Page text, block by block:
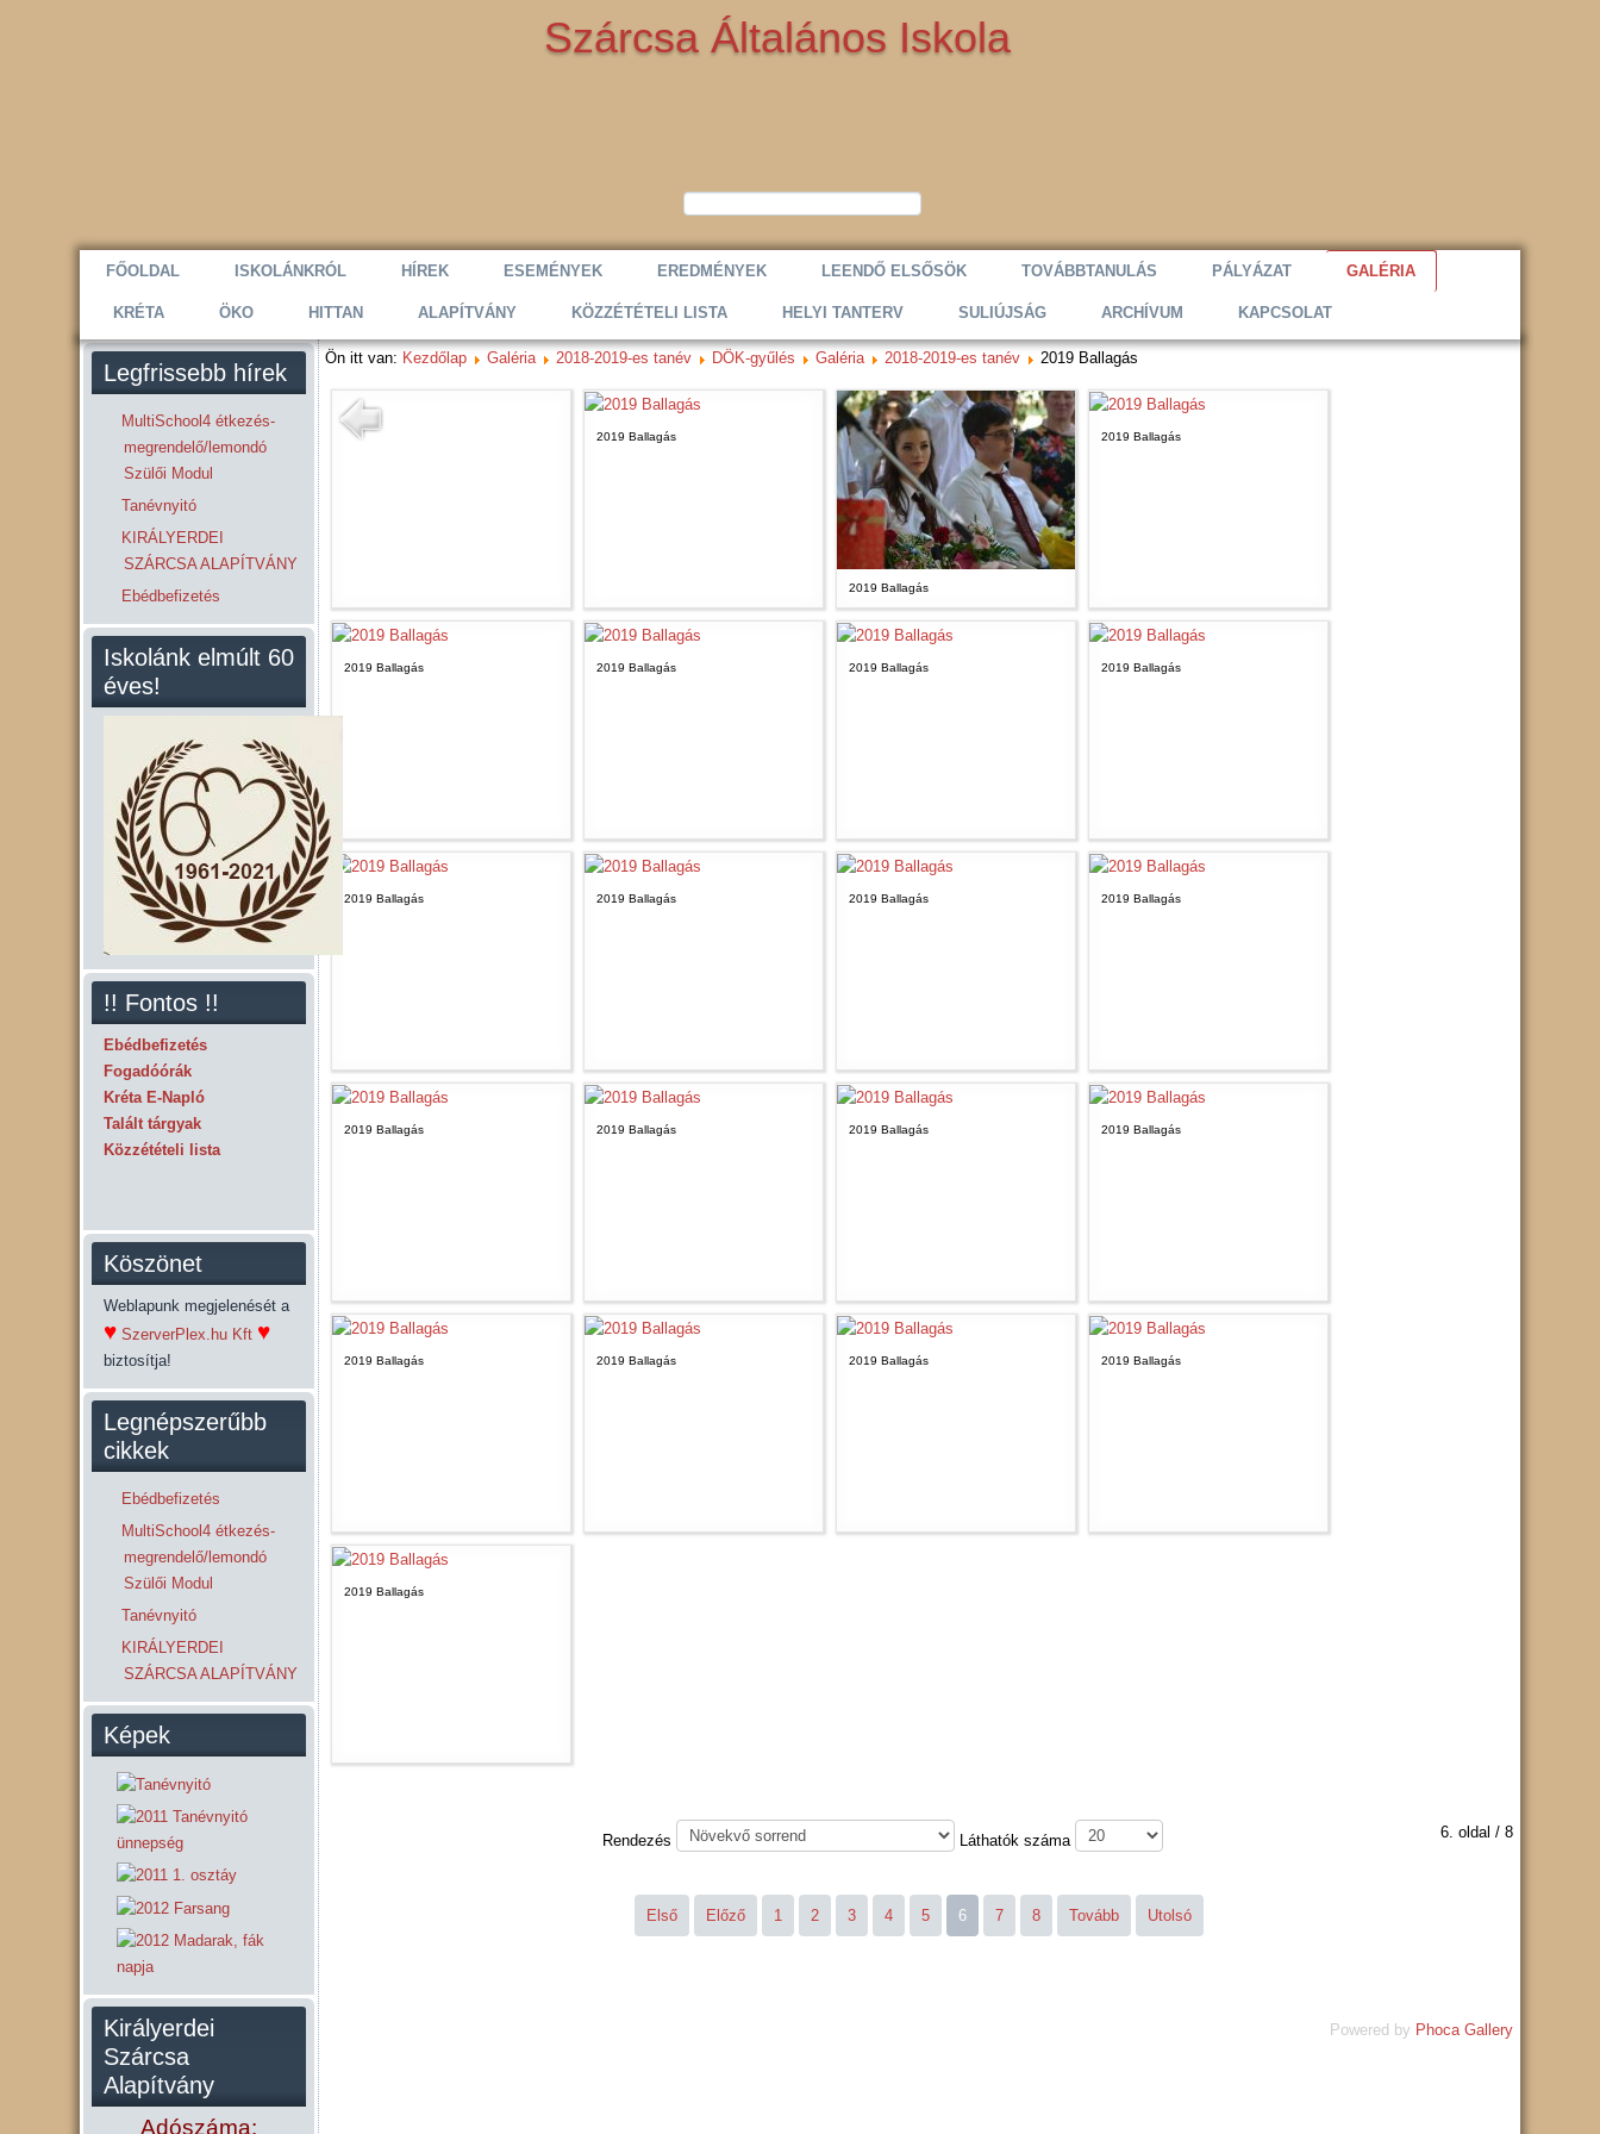
Szárcsa Általános Iskola
FŐOLDAL ISKOLÁNKRÓL HÍREK ESEMÉNYEK EREDMÉNYEK LEENDŐ ELSŐSÖK TOVÁBBTANULÁS PÁLYÁZAT GALÉRIA
KRÉTA ÖKO HITTAN ALAPÍTVÁNY KÖZZÉTÉTELI LISTA HELYI TANTERV SULIÚJSÁG ARCHÍVUM KAPCSOLAT
Legfrissebb hírek
MultiSchool4 étkezés-
megrendelő/lemondó
Szülői Modul
Tanévnyitó
KIRÁLYERDEI
SZÁRCSA ALAPÍTVÁNY
Ebédbefizetés
Iskolánk elmúlt 60
éves!
!! Fontos !!
Ebédbefizetés
Fogadóórák
Kréta E-Napló
Talált tárgyak
Közzétételi lista
Köszönet
Weblapunk megjelenését a
♥ SzerverPlex.hu Kft ♥
biztosítja!
Legnépszerűbb
cikkek
Ebédbefizetés
MultiSchool4 étkezés-
megrendelő/lemondó
Szülői Modul
Tanévnyitó
KIRÁLYERDEI
SZÁRCSA ALAPÍTVÁNY
Képek
Királyerdei
Szárcsa
Alapítvány
Adószáma:
Ön itt van: Kezdőlap Galéria 2018-2019-es tanév DÖK-gyűlés Galéria 2018-2019-es tanév 2019 Ballagás
2019 Ballagás
2019 Ballagás
2019 Ballagás
2019 Ballagás 2019 Ballagás 2019 Ballagás 2019 Ballagás
2019 Ballagás 2019 Ballagás 2019 Ballagás 2019 Ballagás
2019 Ballagás 2019 Ballagás 2019 Ballagás 2019 Ballagás
2019 Ballagás 2019 Ballagás 2019 Ballagás 2019 Ballagás
2019 Ballagás
Rendezés Láthatók száma 6. oldal / 8
Első Előző 1 2 3 4 5 6 7 8 Tovább Utolsó
Powered by Phoca Gallery